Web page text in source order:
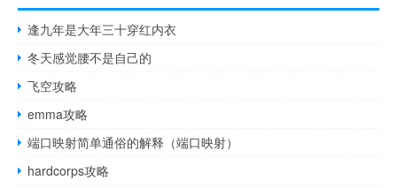
逢九年是大年三十穿红内衣
冬天感觉腰不是自己的
飞空攻略
emma攻略
端口映射简单通俗的解释（端口映射）
hardcorps攻略